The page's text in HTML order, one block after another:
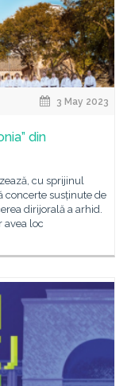
3 May 2023
din
cu sprijinul
concerte susținute de
dirijorală a arhid.
avea loc